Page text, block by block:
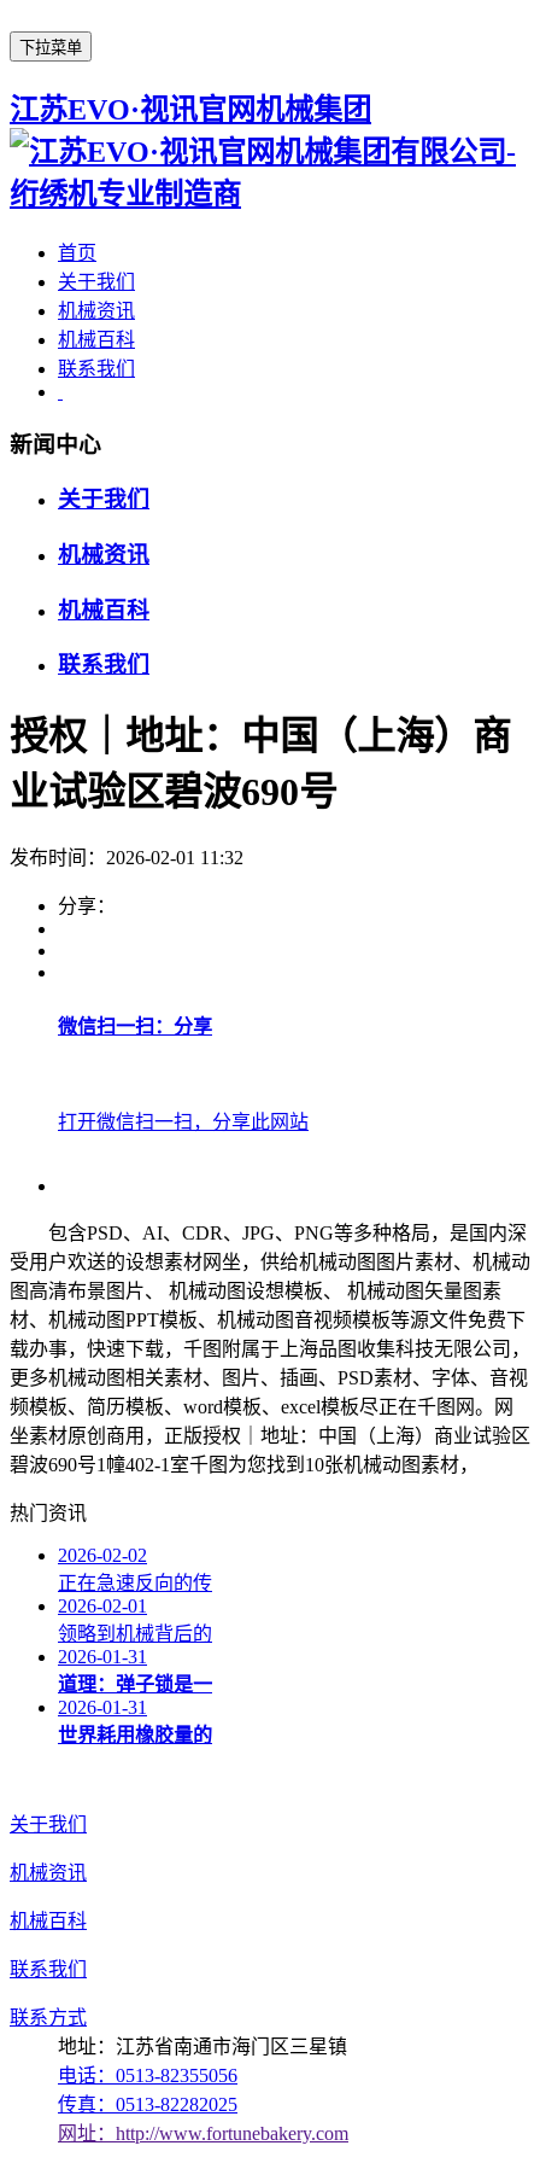
下拉菜单
江苏EVO·视讯官网机械集团
首页
关于我们
机械资讯
机械百科
联系我们
新闻中心
关于我们
机械资讯
机械百科
联系我们
授权｜地址：中国（上海）商
业试验区碧波690号
发布时间：2026-02-01 11:32
分享：
微信扫一扫：分享
打开微信扫一扫，分享此网站
包含PSD、AI、CDR、JPG、PNG等多种格局，是国内深
受用户欢送的设想素材网坐，供给机械动图图片素材、机械动
图高清布景图片、 机械动图设想模板、 机械动图矢量图素
材、机械动图PPT模板、机械动图音视频模板等源文件免费下
载办事，快速下载，千图附属于上海品图收集科技无限公司，
更多机械动图相关素材、图片、插画、PSD素材、字体、音视
频模板、简历模板、word模板、excel模板尽正在千图网。网
坐素材原创商用，正版授权｜地址：中国（上海）商业试验区
碧波690号1幢402-1室千图为您找到10张机械动图素材，
热门资讯
2026-02-02
正在急速反向的传
2026-02-01
领略到机械背后的
2026-01-31
道理：弹子锁是一
2026-01-31
世界耗用橡胶量的
关于我们
机械资讯
机械百科
联系我们
联系方式
地址：江苏省南通市海门区三星镇
电话：0513-82355056
传真：0513-82282025
网址：http://www.fortunebakery.com